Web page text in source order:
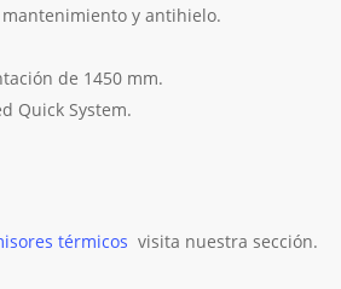
y antihielo.
de 1450 mm.
Quick System.
térmicos visita nuestra sección.